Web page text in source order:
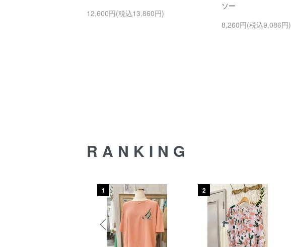
12,600円(税込13,860円)
ソー
8,260円(税込9,086円)
RANKING
1 2